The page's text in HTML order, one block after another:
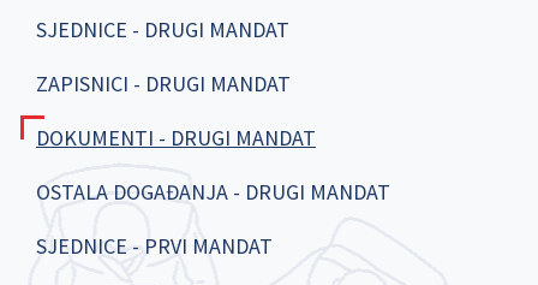
SJEDNICE - DRUGI MANDAT
ZAPISNICI - DRUGI MANDAT
DOKUMENTI - DRUGI MANDAT
OSTALA DOGAĐANJA - DRUGI MANDAT
SJEDNICE - PRVI MANDAT